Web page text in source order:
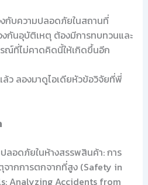
กับความปลอดภัยในสถานที่
งกันอุบัติเหตุ ต้องมีการทบทวนและ
ณ์ที่ไม่คาดคิดนี้ให้เกิดขึ้นอีก
ว ลองมาดูไอเดียหัวข้อวิจัยที่พี่
ลอดภัยในห้างสรรพสินค้า: การ
จากการตกจากที่สูง (Safety in
Analyzing Accidents from